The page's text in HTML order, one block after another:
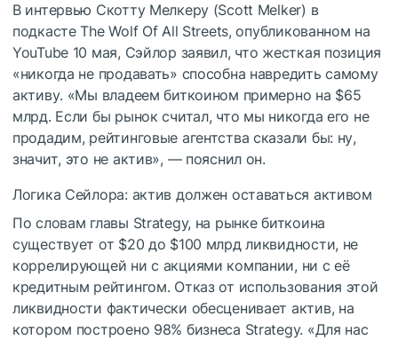
В интервью Скотту Мелкеру (Scott Melker) в
подкасте The Wolf Of All Streets, опубликованном на
YouTube 10 мая, Сэйлор заявил, что жесткая позиция
«никогда не продавать» способна навредить самому
активу. «Мы владеем биткоином примерно на $65
млрд. Если бы рынок считал, что мы никогда его не
продадим, рейтинговые агентства сказали бы: ну,
значит, это не актив», — пояснил он.
Логика Сейлора: актив должен оставаться активом
По словам главы Strategy, на рынке биткоина
существует от $20 до $100 млрд ликвидности, не
коррелирующей ни с акциями компании, ни с её
кредитным рейтингом. Отказ от использования этой
ликвидности фактически обесценивает актив, на
котором построено 98% бизнеса Strategy. «Для нас